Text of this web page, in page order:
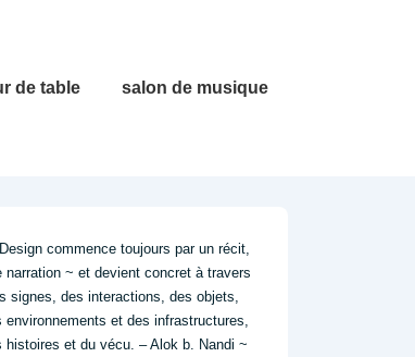
de table salon de musique
commence toujours par un récit,
narration ~ et devient concret à travers
signes, des interactions, des objets,
environnements et des infrastructures,
histoires et du vécu. – Alok b. Nandi ~